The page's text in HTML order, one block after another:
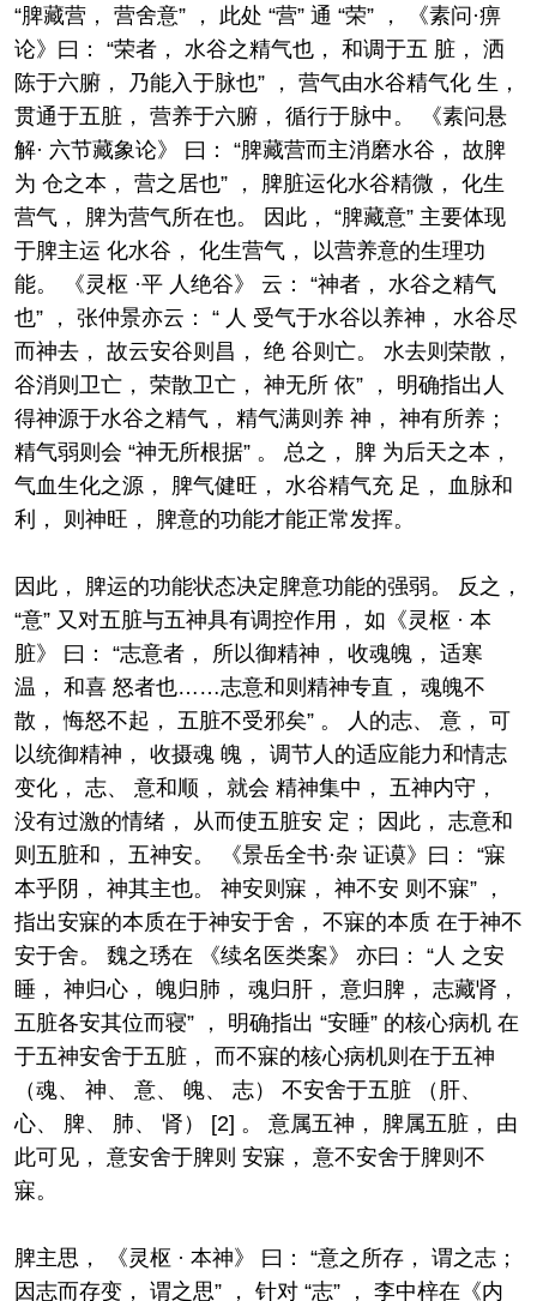
“脾藏营， 营舍意” ， 此处 “营” 通 “荣” ， 《素问·痹
论》曰： “荣者， 水谷之精气也， 和调于五 脏， 洒
陈于六腑， 乃能入于脉也” ， 营气由水谷精气化 生，
贯通于五脏， 营养于六腑， 循行于脉中。 《素问悬
解· 六节藏象论》 曰： “脾藏营而主消磨水谷， 故脾
为 仓之本， 营之居也” ， 脾脏运化水谷精微， 化生
营气， 脾为营气所在也。 因此， “脾藏意” 主要体现
于脾主运 化水谷， 化生营气， 以营养意的生理功
能。 《灵枢 ·平 人绝谷》 云： “神者， 水谷之精气
也” ， 张仲景亦云： “ 人 受气于水谷以养神， 水谷尽
而神去， 故云安谷则昌， 绝 谷则亡。 水去则荣散，
谷消则卫亡， 荣散卫亡， 神无所 依” ， 明确指出人
得神源于水谷之精气， 精气满则养 神， 神有所养；
精气弱则会 “神无所根据” 。 总之， 脾 为后天之本，
气血生化之源， 脾气健旺， 水谷精气充 足， 血脉和
利， 则神旺， 脾意的功能才能正常发挥。
因此， 脾运的功能状态决定脾意功能的强弱。 反之，
“意” 又对五脏与五神具有调控作用， 如《灵枢 · 本
脏》 曰： “志意者， 所以御精神， 收魂魄， 适寒
温， 和喜 怒者也……志意和则精神专直， 魂魄不
散， 悔怒不起， 五脏不受邪矣” 。 人的志、 意， 可
以统御精神， 收摄魂 魄， 调节人的适应能力和情志
变化， 志、 意和顺， 就会 精神集中， 五神内守，
没有过激的情绪， 从而使五脏安 定； 因此， 志意和
则五脏和， 五神安。 《景岳全书·杂 证谟》曰： “寐
本乎阴， 神其主也。 神安则寐， 神不安 则不寐” ，
指出安寐的本质在于神安于舍， 不寐的本质 在于神不
安于舍。 魏之琇在 《续名医类案》 亦曰： “人 之安
睡， 神归心， 魄归肺， 魂归肝， 意归脾， 志藏肾，
五脏各安其位而寝” ， 明确指出 “安睡” 的核心病机 在
于五神安舍于五脏， 而不寐的核心病机则在于五神
（魂、 神、 意、 魄、 志） 不安舍于五脏 （肝、
心、 脾、 肺、 肾） [2] 。 意属五神， 脾属五脏， 由
此可见， 意安舍于脾则 安寐， 意不安舍于脾则不
寐。
脾主思， 《灵枢 · 本神》 曰： “意之所存， 谓之志；
因志而存变， 谓之思” ， 针对 “志” ， 李中梓在《内